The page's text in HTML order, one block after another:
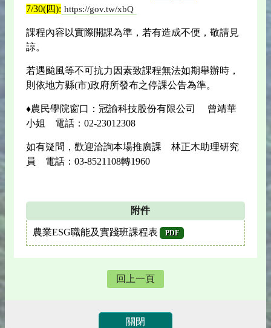
7/30(四): https://gov.tw/xbQ
課程內容以實際開課為準，若有造成不便，敬請見
諒。
若遇颱風等不可抗力因素致課程無法如期舉辦時，
則依地方縣(市)政府所發布之停課公告為準。
♦農民學院窗口：冠諭科技股份有限公司 曾靖華
小姐 電話：02-23012308
如有疑問，歡迎洽詢本場推廣課 林正木助理研究
員 電話：03-8521108轉1960
附件
農業ESG職能及實踐班課程表 PDF
回上一頁
關閉